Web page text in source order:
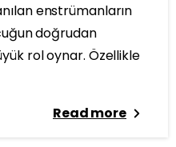
enstrümanların
doğrudan
rol oynar. Özellikle
Read more